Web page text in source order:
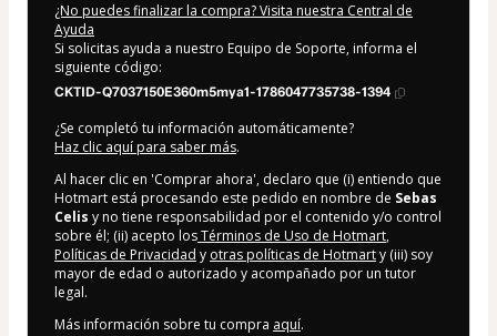
¿No puedes finalizar la compra? Visita nuestra Central de
Ayuda
Si solicitas ayuda a nuestro Equipo de Soporte, informa el
siguiente código:
CKTID-Q7037150E360m5mya1-1786047735738-1394
¿Se completó tu información automáticamente?
Haz clic aquí para saber más.
Al hacer clic en 'Comprar ahora', declaro que (i) entiendo que
Hotmart está procesando este pedido en nombre de Sebas
Celis y no tiene responsabilidad por el contenido y/o control
sobre él; (ii) acepto losTérminos de Uso de Hotmart,
Políticas de Privacidad y otras políticas de Hotmarty (iii) soy
mayor de edad o autorizado y acompañado por un tutor
legal.
Más información sobre tu compra aquí.